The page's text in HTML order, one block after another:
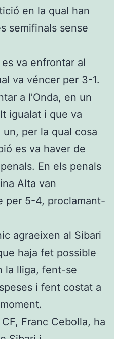
en la qual han
semifinals sense
va enfrontar al
va véncer per 3-1.
a l’Onda, en un
igualat i que va
per la qual cosa
es va haver de
En els penals
Alta van
per 5-4, proclamant-
agraeixen al Sibari
haja fet possible
la lliga, fent-se
i fent costat a
Franc Cebolla, ha